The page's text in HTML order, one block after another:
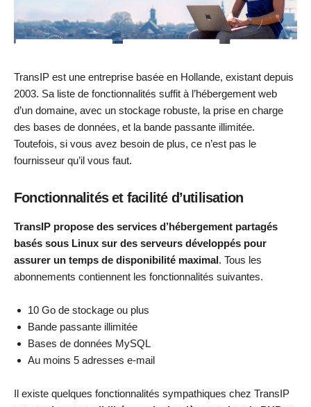
TransIP est une entreprise basée en Hollande, existant depuis
2003. Sa liste de fonctionnalités suffit à l’hébergement web
d’un domaine, avec un stockage robuste, la prise en charge
des bases de données, et la bande passante illimitée.
Toutefois, si vous avez besoin de plus, ce n’est pas le
fournisseur qu’il vous faut.
Fonctionnalités et facilité d’utilisation
TransIP propose des services d’hébergement partagés
basés sous Linux sur des serveurs développés pour
assurer un temps de disponibilité maximal. Tous les
abonnements contiennent les fonctionnalités suivantes.
10 Go de stockage ou plus
Bande passante illimitée
Bases de données MySQL
Au moins 5 adresses e-mail
Il existe quelques fonctionnalités sympathiques chez TransIP